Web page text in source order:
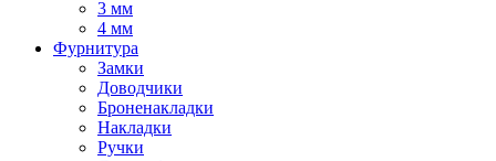
3 мм
4 мм
Фурнитура
Замки
Доводчики
Броненакладки
Накладки
Ручки